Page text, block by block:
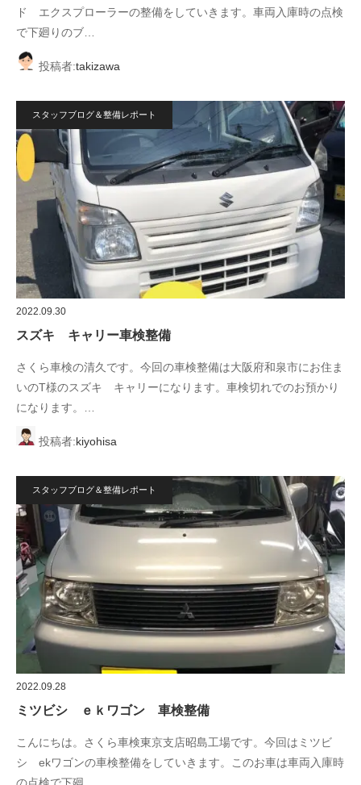
ド エクスプローラーの整備をしていきます。車両入庫時の点検
で下廻りのブ…
投稿者:takizawa
スタッフブログ＆整備レポート
2022.09.30
スズキ キャリー車検整備
さくら車検の清久です。今回の車検整備は大阪府和泉市にお住ま
いのT様のスズキ キャリーになります。車検切れでのお預かり
になります。…
投稿者:kiyohisa
スタッフブログ＆整備レポート
2022.09.28
ミツビシ ｅｋワゴン 車検整備
こんにちは。さくら車検東京支店昭島工場です。今回はミツビ
シ ekワゴンの車検整備をしていきます。このお車は車両入庫時